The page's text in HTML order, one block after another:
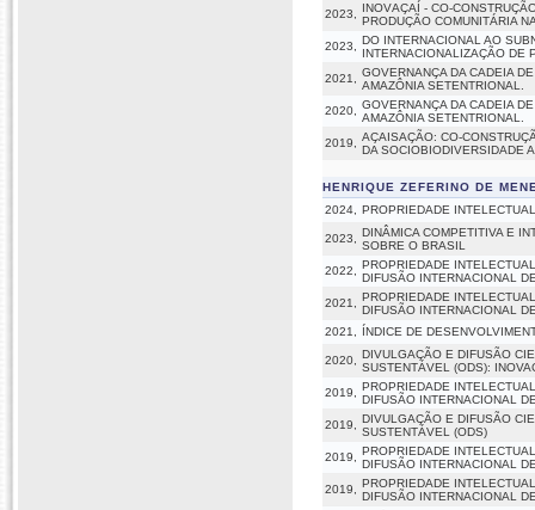
2023,
INOVAÇAÍ - CO-
PRODUÇÃO COMUNITÁRIA
2023,
DO INTERNACIONAL AO
INTERNACIONALIZAÇÃO DE
2021,
GOVERNANÇA DA CADEIA
AMAZÔNIA SETENTRIONAL.
2020,
GOVERNANÇA DA CADEIA
AMAZÔNIA SETENTRIONAL.
2019,
AÇAISAÇÃO: CO-
DA SOCIOBIODIVERSIDADE
HENRIQUE ZEFERINO DE
2024,
PROPRIEDADE
2023,
DINÂMICA COMPETITIVA E
SOBRE O BRASIL
2022,
PROPRIEDADE
DIFUSÃO INTERNACIONAL
2021,
PROPRIEDADE
DIFUSÃO INTERNACIONAL
2021,
ÍNDICE DE
2020,
DIVULGAÇÃO E DIFUSÃO
SUSTENTÁVEL (ODS):
2019,
PROPRIEDADE
DIFUSÃO INTERNACIONAL
2019,
DIVULGAÇÃO E DIFUSÃO
SUSTENTÁVEL (ODS)
2019,
PROPRIEDADE
DIFUSÃO INTERNACIONAL
2019,
PROPRIEDADE
DIFUSÃO INTERNACIONAL